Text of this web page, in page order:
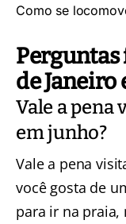
Como se
Perguntas
de
Vale a pena
em junho?
Vale a pena
você gosta de
para ir na